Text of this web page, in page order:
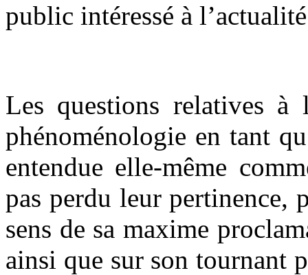
public intéressé à
Les questions relatives à
phénoménologie en tant
entendue elle-même
pas perdu leur pertinence,
sens de sa maxime
ainsi que sur son tournant